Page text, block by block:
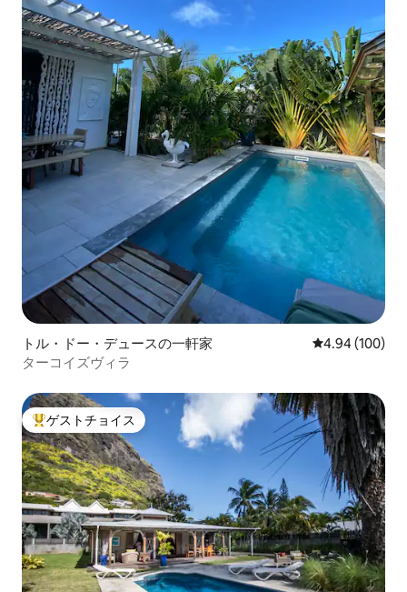
トル・ドー・デュースの一軒家 レビュー100
4.94 (100)
ターコイズヴィラ
大好評のゲストチョイスです。
ゲストチョイス